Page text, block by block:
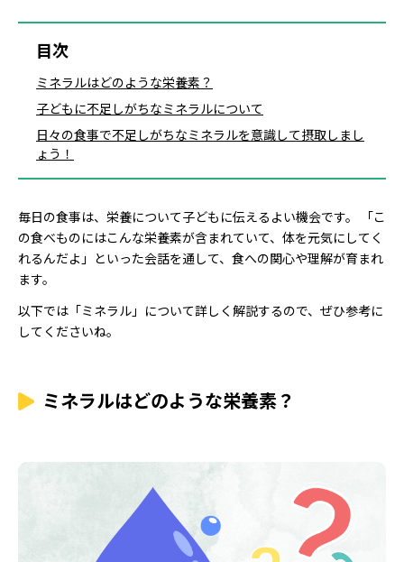
目次
ミネラルはどのような栄養素？
子どもに不足しがちなミネラルについて
日々の食事で不足しがちなミネラルを意識して摂取しまし
ょう！
毎日の食事は、栄養について子どもに伝えるよい機会です。 「こ
の食べものにはこんな栄養素が含まれていて、体を元気にしてく
れるんだよ」といった会話を通して、食への関心や理解が育まれ
ます。
以下では「ミネラル」について詳しく解説するので、ぜひ参考に
してくださいね。
ミネラルはどのような栄養素？